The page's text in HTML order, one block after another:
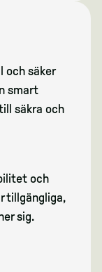
och säker
smart
säkra och
och
tillgängliga,
sig.